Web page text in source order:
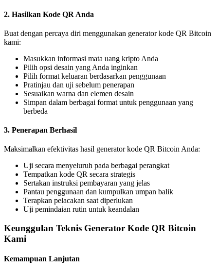
2. Hasilkan Kode QR Anda
Buat dengan percaya diri menggunakan generator kode QR Bitcoin
kami:
Masukkan informasi mata uang kripto Anda
Pilih opsi desain yang Anda inginkan
Pilih format keluaran berdasarkan penggunaan
Pratinjau dan uji sebelum penerapan
Sesuaikan warna dan elemen desain
Simpan dalam berbagai format untuk penggunaan yang
berbeda
3. Penerapan Berhasil
Maksimalkan efektivitas hasil generator kode QR Bitcoin Anda:
Uji secara menyeluruh pada berbagai perangkat
Tempatkan kode QR secara strategis
Sertakan instruksi pembayaran yang jelas
Pantau penggunaan dan kumpulkan umpan balik
Terapkan pelacakan saat diperlukan
Uji pemindaian rutin untuk keandalan
Keunggulan Teknis Generator Kode QR Bitcoin
Kami
Kemampuan Lanjutan